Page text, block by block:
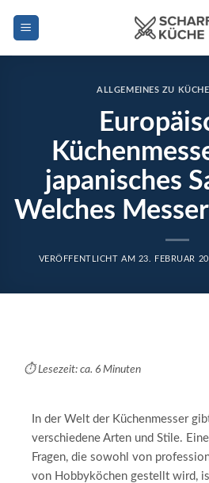
Inhalt
ALLGEMEINES ZU
japanisches
Welches
VERÖFFENTLICHT AM 23. FEBRUAR
⏱️ Lesezeit: ca. 6 Minuten
In der Welt der Küchenmesser
verschiedene Arten und Stile.
Fragen, die sowohl von
von Hobbyköchen gestellt wird,